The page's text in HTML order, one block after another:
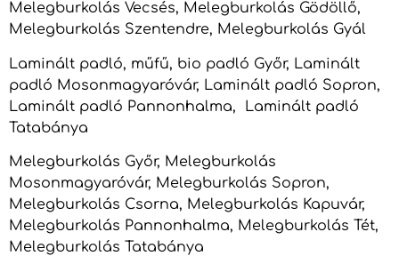
Melegburkolás Vecsés, Melegburkolás Gödöllő,
Melegburkolás Szentendre, Melegburkolás Gyál
Laminált padló, műfű, bio padló Győr, Laminált
padló Mosonmagyaróvár, Laminált padló Sopron,
Laminált padló Pannonhalma, Laminált padló
Tatabánya
Melegburkolás Győr, Melegburkolás
Mosonmagyaróvár, Melegburkolás Sopron,
Melegburkolás Csorna, Melegburkolás Kapuvár,
Melegburkolás Pannonhalma, Melegburkolás Tét,
Melegburkolás Tatabánya